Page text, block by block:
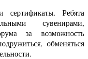
сертификаты. Ребята
сувенирами,
за возможность
обменяться